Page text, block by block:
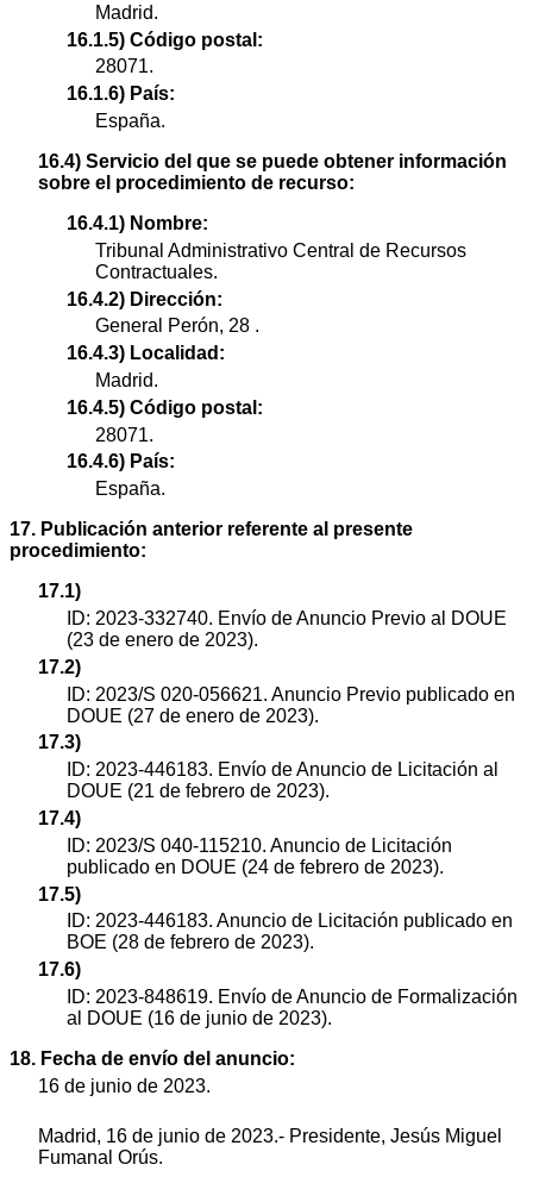
Madrid.
16.1.5) Código postal:
28071.
16.1.6) País:
España.
16.4) Servicio del que se puede obtener información
sobre el procedimiento de recurso:
16.4.1) Nombre:
Tribunal Administrativo Central de Recursos
Contractuales.
16.4.2) Dirección:
General Perón, 28 .
16.4.3) Localidad:
Madrid.
16.4.5) Código postal:
28071.
16.4.6) País:
España.
17. Publicación anterior referente al presente
procedimiento:
17.1)
ID: 2023-332740. Envío de Anuncio Previo al DOUE
(23 de enero de 2023).
17.2)
ID: 2023/S 020-056621. Anuncio Previo publicado en
DOUE (27 de enero de 2023).
17.3)
ID: 2023-446183. Envío de Anuncio de Licitación al
DOUE (21 de febrero de 2023).
17.4)
ID: 2023/S 040-115210. Anuncio de Licitación
publicado en DOUE (24 de febrero de 2023).
17.5)
ID: 2023-446183. Anuncio de Licitación publicado en
BOE (28 de febrero de 2023).
17.6)
ID: 2023-848619. Envío de Anuncio de Formalización
al DOUE (16 de junio de 2023).
18. Fecha de envío del anuncio:
16 de junio de 2023.
Madrid, 16 de junio de 2023.- Presidente, Jesús Miguel
Fumanal Orús.